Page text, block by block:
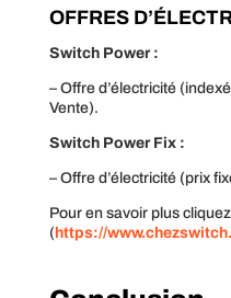
OFFRES
Switch Power :
– Offre d’électricité
Vente).
Switch Power Fix :
– Offre d’électricité (prix
Pour en savoir plus
(https://